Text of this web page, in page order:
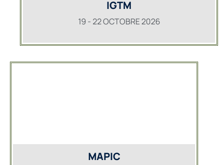
IGTM
19 - 22 OCTOBRE 2026
MAPIC